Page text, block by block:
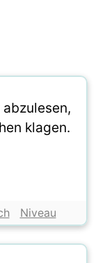
klagen.
Niveau